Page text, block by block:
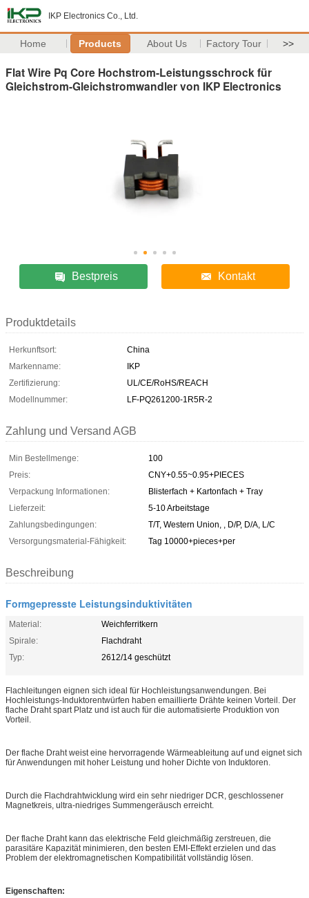
IKP Electronics Co., Ltd.
Home Products About Us Factory Tour >>
Flat Wire Pq Core Hochstrom-Leistungsschrock für
Gleichstrom-Gleichstromwandler von IKP Electronics
Bestpreis Kontakt
Produktdetails
Herkunftsort:
China
Markenname:
IKP
Zertifizierung:
UL/CE/RoHS/REACH
Modellnummer:
LF-PQ261200-1R5R-2
Zahlung und Versand AGB
Min Bestellmenge:
100
Preis:
CNY+0.55~0.95+PIECES
Verpackung Informationen:
Blisterfach + Kartonfach + Tray
Lieferzeit:
5-10 Arbeitstage
Zahlungsbedingungen:
T/T, Western Union, , D/P, D/A, L/C
Versorgungsmaterial-Fähigkeit:
Tag 10000+pieces+per
Beschreibung
Formgepresste Leistungsinduktivitäten
Material:
Weichferritkern
Spirale:
Flachdraht
Typ:
2612/14 geschützt
Flachleitungen eignen sich ideal für Hochleistungsanwendungen. Bei
Hochleistungs-Induktorentwürfen haben emaillierte Drähte keinen Vorteil. Der
flache Draht spart Platz und ist auch für die automatisierte Produktion von
Vorteil.
Der flache Draht weist eine hervorragende Wärmeableitung auf und eignet sich
für Anwendungen mit hoher Leistung und hoher Dichte von Induktoren.
Durch die Flachdrahtwicklung wird ein sehr niedriger DCR, geschlossener
Magnetkreis, ultra-niedriges Summengeräusch erreicht.
Der flache Draht kann das elektrische Feld gleichmäßig zerstreuen, die
parasitäre Kapazität minimieren, den besten EMI-Effekt erzielen und das
Problem der elektromagnetischen Kompatibilität vollständig lösen.
Eigenschaften: